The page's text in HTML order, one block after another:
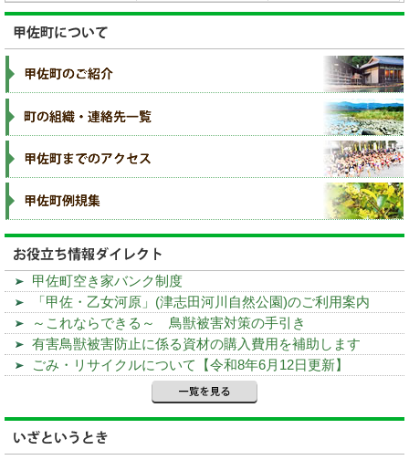
甲佐町空き家バンク制度
「甲佐・乙女河原」(津志田河川自然公園)のご利用案内
～これならできる～ 鳥獣被害対策の手引き
有害鳥獣被害防止に係る資材の購入費用を補助します
ごみ・リサイクルについて【令和8年6月12日更新】